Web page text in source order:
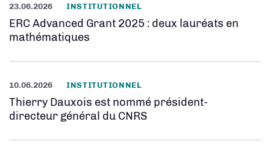
23.06.2026 INSTITUTIONNEL
ERC Advanced Grant 2025 : deux lauréats en
mathématiques
10.06.2026 INSTITUTIONNEL
Thierry Dauxois est nommé président-
directeur général du CNRS